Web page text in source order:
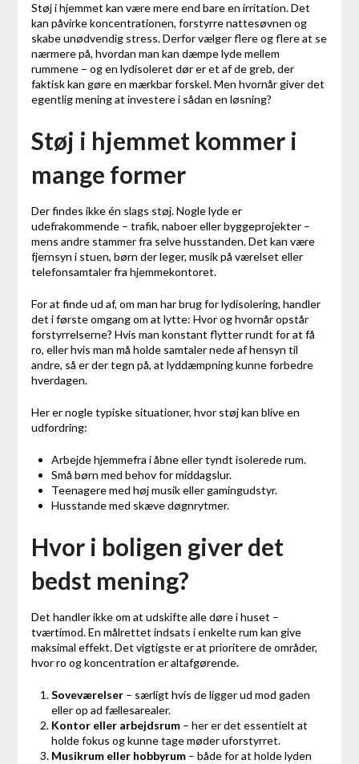
Støj i hjemmet kan være mere end bare en irritation. Det
kan påvirke koncentrationen, forstyrre nattesøvnen og
skabe unødvendig stress. Derfor vælger flere og flere at se
nærmere på, hvordan man kan dæmpe lyde mellem
rummene – og en lydisoleret dør er et af de greb, der
faktisk kan gøre en mærkbar forskel. Men hvornår giver det
egentlig mening at investere i sådan en løsning?
Støj i hjemmet kommer i
mange former
Der findes ikke én slags støj. Nogle lyde er
udefrakommende – trafik, naboer eller byggeprojekter –
mens andre stammer fra selve husstanden. Det kan være
fjernsyn i stuen, børn der leger, musik på værelset eller
telefonsamtaler fra hjemmekontoret.
For at finde ud af, om man har brug for lydisolering, handler
det i første omgang om at lytte: Hvor og hvornår opstår
forstyrrelserne? Hvis man konstant flytter rundt for at få
ro, eller hvis man må holde samtaler nede af hensyn til
andre, så er der tegn på, at lyddæmpning kunne forbedre
hverdagen.
Her er nogle typiske situationer, hvor støj kan blive en
udfordring:
Arbejde hjemmefra i åbne eller tyndt isolerede rum.
Små børn med behov for middagslur.
Teenagere med høj musik eller gamingudstyr.
Husstande med skæve døgnrytmer.
Hvor i boligen giver det
bedst mening?
Det handler ikke om at udskifte alle døre i huset –
tværtimod. En målrettet indsats i enkelte rum kan give
maksimal effekt. Det vigtigste er at prioritere de områder,
hvor ro og koncentration er altafgørende.
Soveværelser– særligt hvis de ligger ud mod gaden
eller op ad fællesarealer.
Kontor eller arbejdsrum– her er det essentielt at
holde fokus og kunne tage møder uforstyrret.
Musikrum eller hobbyrum– både for at holde lyden